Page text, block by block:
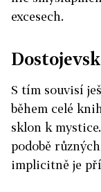
excesech.
S tím souvisí
během celé
sklon k
podobě
implicitně je